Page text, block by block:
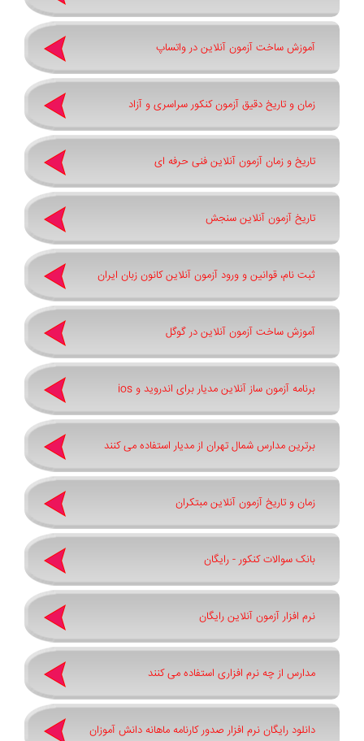
آموزش ساخت آزمون آنلاین در واتساپ
زمان و تاریخ دقیق آزمون کنکور سراسری و آزاد
تاریخ و زمان آزمون آنلاین فنی حرفه ای
تاریخ آزمون آنلاین سنجش
ثبت نام، قوانین و ورود آزمون آنلاین کانون زبان ایران
آموزش ساخت آزمون آنلاین در گوگل
برنامه آزمون ساز آنلاین مدیار برای اندروید و ios
برترین مدارس شمال تهران از مدیار استفاده می کنند
زمان و تاریخ آزمون آنلاین مبتکران
بانک سوالات کنکور - رایگان
نرم افزار آزمون آنلاین رایگان
مدارس از چه نرم افزاری استفاده می کنند
دانلود رایگان نرم افزار صدور کارنامه ماهانه دانش آموزان